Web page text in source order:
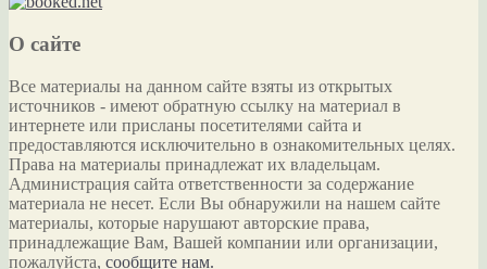
О сайте
Все материалы на данном сайте взяты из открытых
источников - имеют обратную ссылку на материал в
интернете или присланы посетителями сайта и
предоставляются исключительно в ознакомительных целях.
Права на материалы принадлежат их владельцам.
Администрация сайта ответственности за содержание
материала не несет. Если Вы обнаружили на нашем сайте
материалы, которые нарушают авторские права,
принадлежащие Вам, Вашей компании или организации,
пожалуйста, сообщите нам.